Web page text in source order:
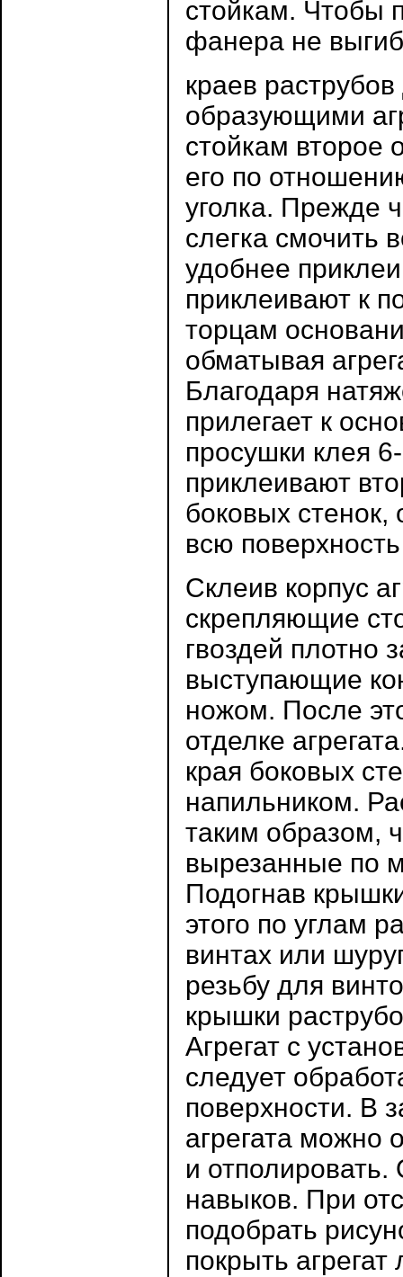
стойкам. Чтобы
фанера не
краев
образующими
стойкам второе
его по
уголка. Прежде
слегка смочить
удобнее
приклеивают к
торцам
обматывая
Благодаря
прилегает к
просушки клея
приклеивают
боковых стенок,
всю
Склеив корпус
скрепляющие
гвоздей плотно
выступающие
ножом. После
отделке
края боковых
напильником.
таким образом,
вырезанные по
Подогнав
этого по углам
винтах или
резьбу для
крышки
Агрегат с
следует
поверхности. В
агрегата можно
и отполировать.
навыков. При
подобрать
покрыть